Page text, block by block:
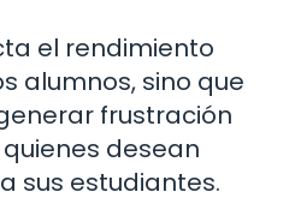
el rendimiento
alumnos, sino que
frustración
desean
sus estudiantes.